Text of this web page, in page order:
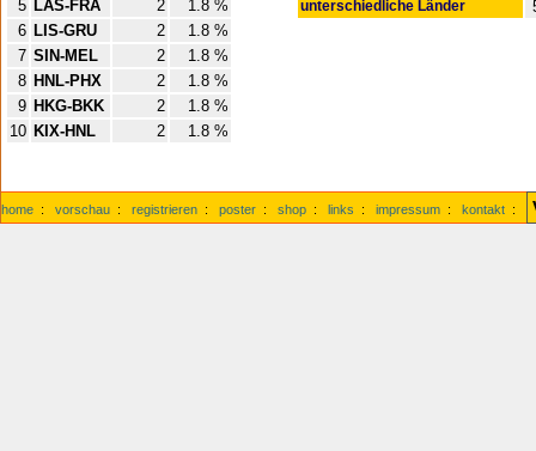
5 LAS-FRA 2
1.8 %
6 LIS-GRU 2
1.8 %
7 SIN-MEL 2
1.8 %
8 HNL-PHX 2
1.8 %
9 HKG-BKK 2
1.8 %
10 KIX-HNL 2 1.8 %
unterschiedliche Länder
home : vorschau : registrieren : poster : shop : links : impressum : kontakt :